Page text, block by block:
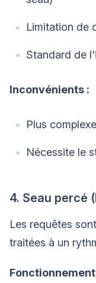
Limitation de
Standard de
Inconvénients :
Plus
Nécessite le
4. Seau percé
Les requêtes
traitées à un
Fonctionnement